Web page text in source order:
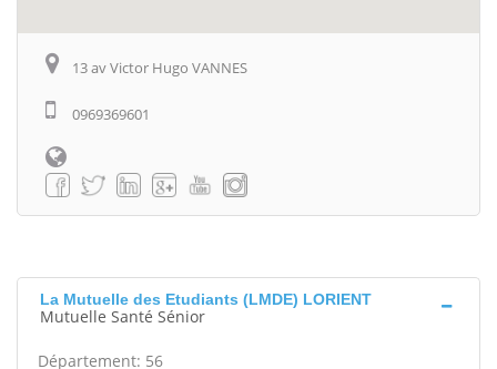
13 av Victor Hugo VANNES
0969369601
La Mutuelle des Etudiants (LMDE) LORIENT
Mutuelle Santé Sénior
Département: 56